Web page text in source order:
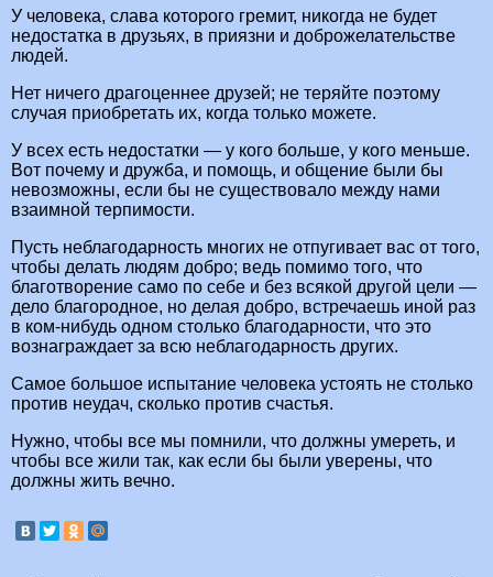
У человека, слава которого гремит, никогда не будет
недостатка в друзьях, в приязни и доброжелательстве
людей.
Нет ничего драгоценнее друзей; не теряйте поэтому
случая приобретать их, когда только можете.
У всех есть недостатки — у кого больше, у кого меньше.
Вот почему и дружба, и помощь, и общение были бы
невозможны, если бы не существовало между нами
взаимной терпимости.
Пусть неблагодарность многих не отпугивает вас от того,
чтобы делать людям добро; ведь помимо того, что
благотворение само по себе и без всякой другой цели —
дело благородное, но делая добро, встречаешь иной раз
в ком-нибудь одном столько благодарности, что это
вознаграждает за всю неблагодарность других.
Самое большое испытание человека устоять не столько
против неудач, сколько против счастья.
Нужно, чтобы все мы помнили, что должны умереть, и
чтобы все жили так, как если бы были уверены, что
должны жить вечно.